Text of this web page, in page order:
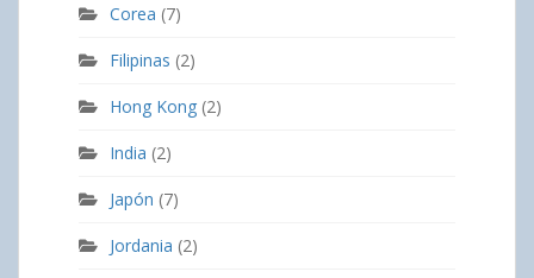
Corea (7)
Filipinas (2)
Hong Kong (2)
India (2)
Japón (7)
Jordania (2)